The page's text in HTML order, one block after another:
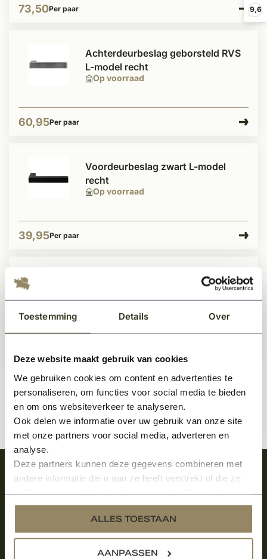
Toestemming Details Over
Deze website maakt gebruik van cookies
We gebruiken cookies om content en advertenties te
personaliseren, om functies voor social media te bieden
en om ons websiteverkeer te analyseren.
Ook delen we informatie over uw gebruik van onze site
met onze partners voor social media, adverteren en
analyse.
Deze partners kunnen deze gegevens combineren met
andere informatie die u aan ze heeft verstrekt of die ze
services.
ALLES TOESTAAN
AANPASSEN
9,6
73,50Per paar
Op voorraad
Achterdeurbeslag geborsteld RVS
L-model recht
60,95Per paar
Op voorraad
Voordeurbeslag zwart L-model
recht
39,95Per paar
Voordeurbeslag geborsteld RVS L-
Meld je aan en ontvang het laatste nieuws
over onze kempische bouwstijl!
Aanmelden voor de nieuwsbrief